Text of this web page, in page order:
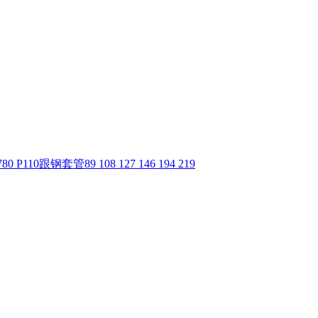
P110跟钢套管89 108 127 146 194 219